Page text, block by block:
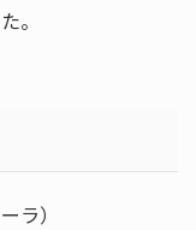
。
ラ）